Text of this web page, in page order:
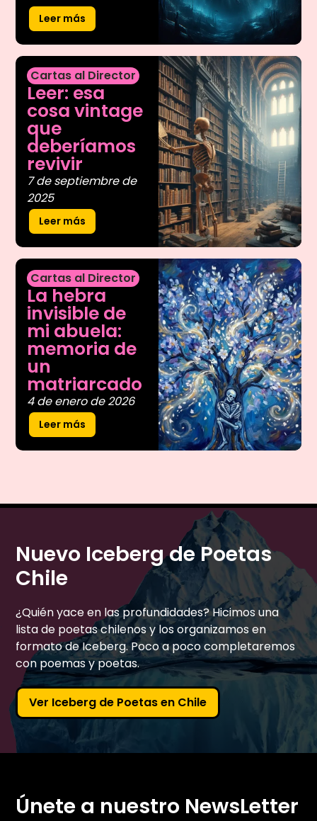
Leer más
Cartas al Director
Leer: esa
cosa vintage
que
deberíamos
revivir
7 de septiembre de
2025
Leer más
Cartas al Director
La hebra
invisible de
mi abuela:
memoria de
un
matriarcado
4 de enero de 2026
Leer más
Nuevo Iceberg de Poetas
Chile
¿Quién yace en las profundidades? Hicimos una
lista de poetas chilenos y los organizamos en
formato de Iceberg. Poco a poco completaremos
con poemas y poetas.
Ver Iceberg de Poetas en Chile
Únete a nuestro NewsLetter